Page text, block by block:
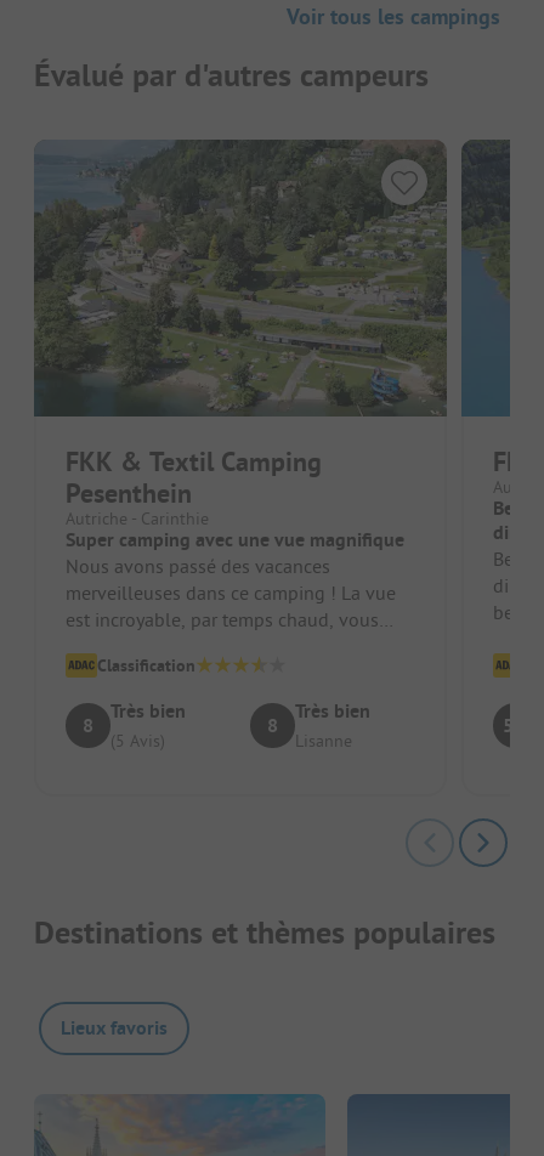
Voir tous les campings
Évalué par d'autres campeurs
FKK & Textil Camping
Pesenthein
Autriche - Carinthie
Super camping avec une vue magnifique
Nous avons passé des vacances
merveilleuses dans ce camping ! La vue
est incroyable, par temps chaud, vous
le...Classification
8
Très bien
(5 Avis)
8
Très bien
Lisanne
Beau
Beau
direct
5.8
Destinations et thèmes populaires
Lieux favoris